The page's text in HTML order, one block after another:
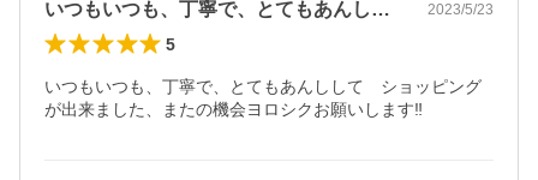
いつもいつも、丁寧で、とてもあんしして… 2023/5/23
5
いつもいつも、丁寧で、とてもあんしして　ショッピング
が出来ました、またの機会ヨロシクお願いします‼️